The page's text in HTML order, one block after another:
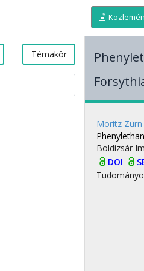
Témakör
Moritz Zürn
Boldizsár
DOI